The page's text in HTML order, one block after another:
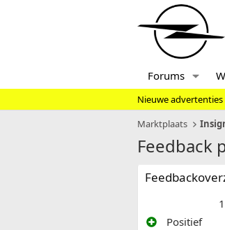
Forums
Nieuwe advertenties
Marktplaats
Feedback
Positief